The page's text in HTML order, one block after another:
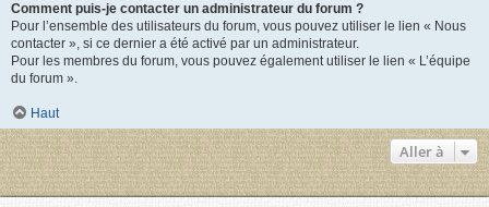
Comment puis-je contacter un administrateur du forum ?
Pour l’ensemble des utilisateurs du forum, vous pouvez utiliser le lien « Nous
contacter », si ce dernier a été activé par un administrateur.
Pour les membres du forum, vous pouvez également utiliser le lien « L’équipe
du forum ».
Haut
Aller à